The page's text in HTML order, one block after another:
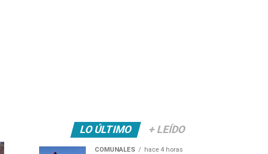
LO ÚLTIMO + LEÍDO
COMUNALES hace 4 horas